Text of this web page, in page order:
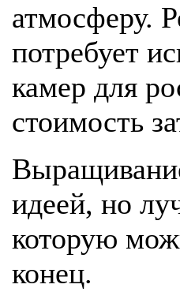
атмосферу.
потребует
камер для
стоимость
идеей, но
которую
конец.